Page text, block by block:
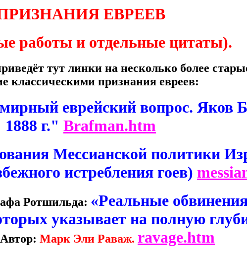
ЕВРЕЕВ
работы и отдельные цитаты).
тут линки на несколько более
классическими признания евреев:
еврейский вопрос. Яков
1888 г." Brafman.htm
Мессианской политики
истребления гоев)
Ротшильда: «Реальные
указывает на полную
Автор: Марк Эли Раваж. ravage.htm